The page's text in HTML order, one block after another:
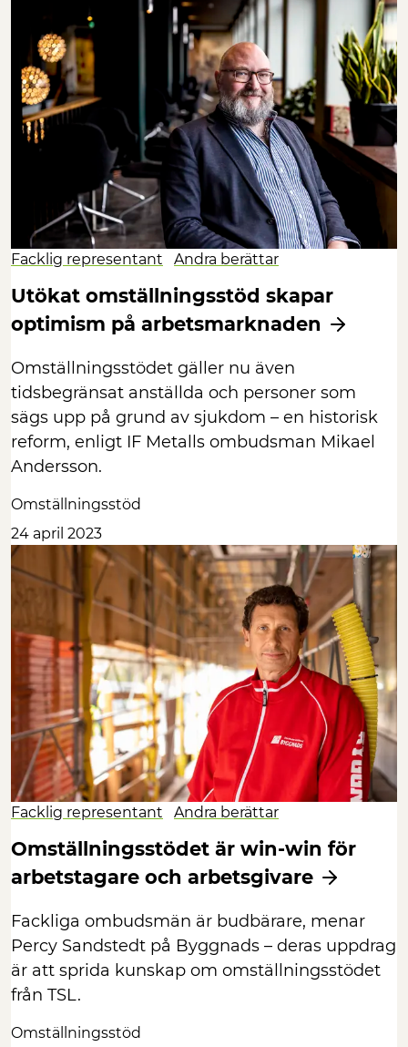
Facklig representant Andra berättar
Utökat omställningsstöd skapar
optimism på arbetsmarknaden
Omställningsstödet gäller nu även
tidsbegränsat anställda och personer som
sägs upp på grund av sjukdom – en historisk
reform, enligt IF Metalls ombudsman Mikael
Andersson.
Omställningsstöd
24 april 2023
Facklig representant Andra berättar
Omställningsstödet är win-win för
arbetstagare och arbetsgivare
Fackliga ombudsmän är budbärare, menar
Percy Sandstedt på Byggnads – deras uppdrag
är att sprida kunskap om omställningsstödet
från TSL.
Omställningsstöd